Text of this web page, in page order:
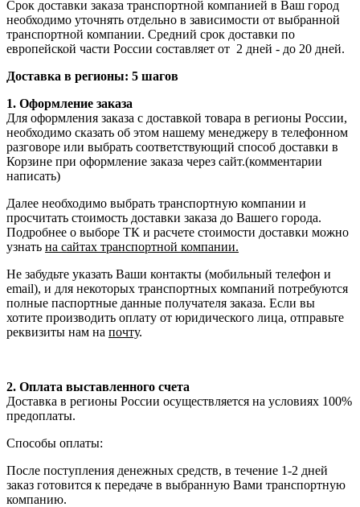
Срок доставки заказа транспортной компанией в Ваш город
необходимо уточнять отдельно в зависимости от выбранной
транспортной компании. Средний срок доставки по
европейской части России составляет от 2 дней - до 20 дней.
Доставка в регионы: 5 шагов
1. Оформление заказа
Для оформления заказа с доставкой товара в регионы России,
необходимо сказать об этом нашему менеджеру в телефонном
разговоре или выбрать соответствующий способ доставки в
Корзине при оформление заказа через сайт.(комментарии
написать)
Далее необходимо выбрать транспортную компании и
просчитать стоимость доставки заказа до Вашего города.
Подробнее о выборе ТК и расчете стоимости доставки можно
узнать на сайтах транспортной компании.
Не забудьте указать Ваши контакты (мобильный телефон и
email), и для некоторых транспортных компаний потребуются
полные паспортные данные получателя заказа. Если вы
хотите производить оплату от юридического лица, отправьте
реквизиты нам на почту.
2. Оплата выставленного счета
Доставка в регионы России осуществляется на условиях 100%
предоплаты.
Способы оплаты:
После поступления денежных средств, в течение 1-2 дней
заказ готовится к передаче в выбранную Вами транспортную
компанию.